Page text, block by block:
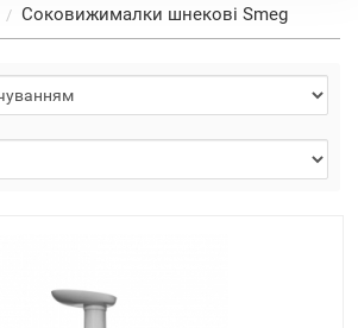
Соковижималки шнекові Smeg